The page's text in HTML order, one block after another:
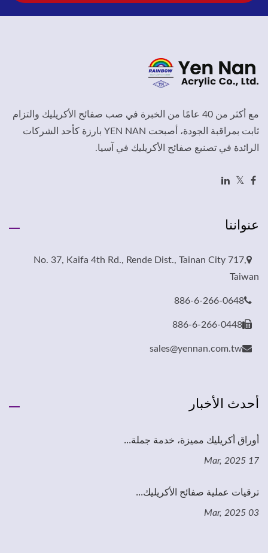
مع أكثر من 40 عامًا من الخبرة في صب صفائح الأكريليك والتزام
ثابت بمراقبة الجودة، أصبحت YEN NAN بارزة كأحد الشركات
الرائدة في تصنيع صفائح الأكريليك في آسيا.
عنواننا
No. 37, Kaifa 4th Rd., Rende Dist., Tainan City 717,
Taiwan
886-6-266-0648
886-6-266-0448
sales@yennan.com.tw
أحدث الأخبار
أوراق أكريليك مميزة، خدمة جملة...
17 Mar, 2025
ترقيات عملية صفائح الأكريليك...
03 Mar, 2025